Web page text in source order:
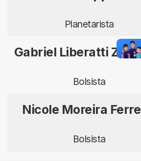
Planetarista
Gabriel Liberatti
Bolsista
Nicole Moreira
Bolsista